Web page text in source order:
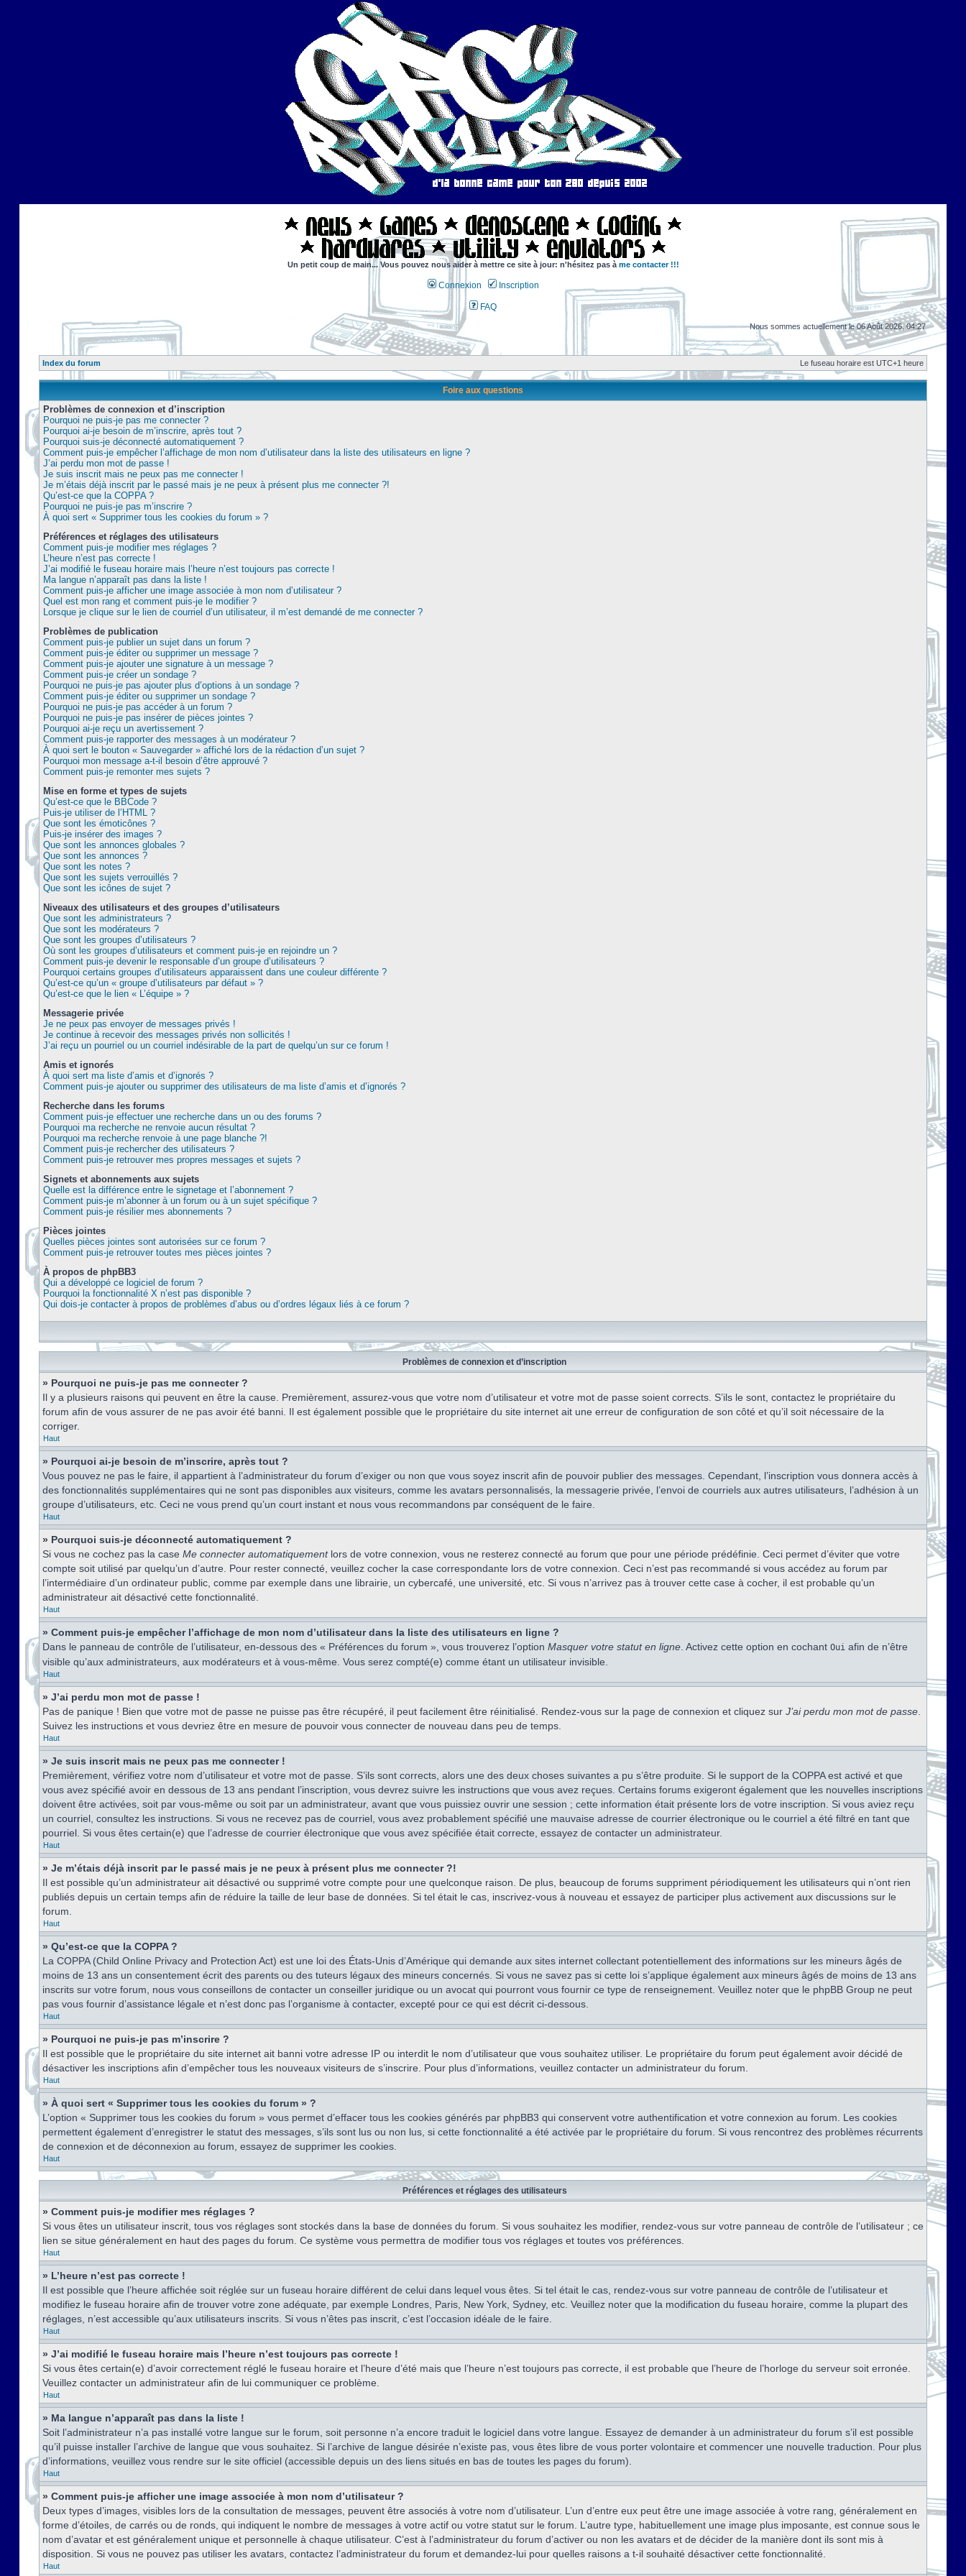
Un petit coup de main... Vous pouvez nous aider à mettre ce site à jour: n'hésitez pas à me contacter !!!
Connexion Inscription
FAQ
Nous sommes actuellement le 06 Août 2026, 04:27
Index du forum Le fuseau horaire est UTC+1 heure
Foire aux questions
Problèmes de connexion et d’inscription
Pourquoi ne puis-je pas me connecter ?
Pourquoi ai-je besoin de m’inscrire, après tout ?
Pourquoi suis-je déconnecté automatiquement ?
Comment puis-je empêcher l’affichage de mon nom d’utilisateur dans la liste des utilisateurs en ligne ?
J’ai perdu mon mot de passe !
Je suis inscrit mais ne peux pas me connecter !
Je m’étais déjà inscrit par le passé mais je ne peux à présent plus me connecter ?!
Qu’est-ce que la COPPA ?
Pourquoi ne puis-je pas m’inscrire ?
À quoi sert « Supprimer tous les cookies du forum » ?
Préférences et réglages des utilisateurs
Comment puis-je modifier mes réglages ?
L’heure n’est pas correcte !
J’ai modifié le fuseau horaire mais l’heure n’est toujours pas correcte !
Ma langue n’apparaît pas dans la liste !
Comment puis-je afficher une image associée à mon nom d’utilisateur ?
Quel est mon rang et comment puis-je le modifier ?
Lorsque je clique sur le lien de courriel d’un utilisateur, il m’est demandé de me connecter ?
Problèmes de publication
Comment puis-je publier un sujet dans un forum ?
Comment puis-je éditer ou supprimer un message ?
Comment puis-je ajouter une signature à un message ?
Comment puis-je créer un sondage ?
Pourquoi ne puis-je pas ajouter plus d’options à un sondage ?
Comment puis-je éditer ou supprimer un sondage ?
Pourquoi ne puis-je pas accéder à un forum ?
Pourquoi ne puis-je pas insérer de pièces jointes ?
Pourquoi ai-je reçu un avertissement ?
Comment puis-je rapporter des messages à un modérateur ?
À quoi sert le bouton « Sauvegarder » affiché lors de la rédaction d’un sujet ?
Pourquoi mon message a-t-il besoin d’être approuvé ?
Comment puis-je remonter mes sujets ?
Mise en forme et types de sujets
Qu’est-ce que le BBCode ?
Puis-je utiliser de l’HTML ?
Que sont les émoticônes ?
Puis-je insérer des images ?
Que sont les annonces globales ?
Que sont les annonces ?
Que sont les notes ?
Que sont les sujets verrouillés ?
Que sont les icônes de sujet ?
Niveaux des utilisateurs et des groupes d’utilisateurs
Que sont les administrateurs ?
Que sont les modérateurs ?
Que sont les groupes d’utilisateurs ?
Où sont les groupes d’utilisateurs et comment puis-je en rejoindre un ?
Comment puis-je devenir le responsable d’un groupe d’utilisateurs ?
Pourquoi certains groupes d’utilisateurs apparaissent dans une couleur différente ?
Qu’est-ce qu’un « groupe d’utilisateurs par défaut » ?
Qu’est-ce que le lien « L’équipe » ?
Messagerie privée
Je ne peux pas envoyer de messages privés !
Je continue à recevoir des messages privés non sollicités !
J’ai reçu un pourriel ou un courriel indésirable de la part de quelqu’un sur ce forum !
Amis et ignorés
À quoi sert ma liste d’amis et d’ignorés ?
Comment puis-je ajouter ou supprimer des utilisateurs de ma liste d’amis et d’ignorés ?
Recherche dans les forums
Comment puis-je effectuer une recherche dans un ou des forums ?
Pourquoi ma recherche ne renvoie aucun résultat ?
Pourquoi ma recherche renvoie à une page blanche ?!
Comment puis-je rechercher des utilisateurs ?
Comment puis-je retrouver mes propres messages et sujets ?
Signets et abonnements aux sujets
Quelle est la différence entre le signetage et l’abonnement ?
Comment puis-je m’abonner à un forum ou à un sujet spécifique ?
Comment puis-je résilier mes abonnements ?
Pièces jointes
Quelles pièces jointes sont autorisées sur ce forum ?
Comment puis-je retrouver toutes mes pièces jointes ?
À propos de phpBB3
Qui a développé ce logiciel de forum ?
Pourquoi la fonctionnalité X n’est pas disponible ?
Qui dois-je contacter à propos de problèmes d’abus ou d’ordres légaux liés à ce forum ?
Problèmes de connexion et d’inscription
» Pourquoi ne puis-je pas me connecter ?
Il y a plusieurs raisons qui peuvent en être la cause. Premièrement, assurez-vous que votre nom d’utilisateur et votre mot de passe soient corrects. S’ils le sont, contactez le propriétaire du
forum afin de vous assurer de ne pas avoir été banni. Il est également possible que le propriétaire du site internet ait une erreur de configuration de son côté et qu’il soit nécessaire de la
corriger.
Haut
» Pourquoi ai-je besoin de m’inscrire, après tout ?
Vous pouvez ne pas le faire, il appartient à l’administrateur du forum d’exiger ou non que vous soyez inscrit afin de pouvoir publier des messages. Cependant, l’inscription vous donnera accès à
des fonctionnalités supplémentaires qui ne sont pas disponibles aux visiteurs, comme les avatars personnalisés, la messagerie privée, l’envoi de courriels aux autres utilisateurs, l’adhésion à un
groupe d’utilisateurs, etc. Ceci ne vous prend qu’un court instant et nous vous recommandons par conséquent de le faire.
Haut
» Pourquoi suis-je déconnecté automatiquement ?
Si vous ne cochez pas la case Me connecter automatiquementlors de votre connexion, vous ne resterez connecté au forum que pour une période prédéfinie. Ceci permet d’éviter que votre
compte soit utilisé par quelqu’un d’autre. Pour rester connecté, veuillez cocher la case correspondante lors de votre connexion. Ceci n’est pas recommandé si vous accédez au forum par
l’intermédiaire d’un ordinateur public, comme par exemple dans une librairie, un cybercafé, une université, etc. Si vous n’arrivez pas à trouver cette case à cocher, il est probable qu’un
administrateur ait désactivé cette fonctionnalité.
Haut
» Comment puis-je empêcher l’affichage de mon nom d’utilisateur dans la liste des utilisateurs en ligne ?
Dans le panneau de contrôle de l’utilisateur, en-dessous des « Préférences du forum », vous trouverez l’option Masquer votre statut en ligne . Activez cette option en cochant Oui afin de n’être
visible qu’aux administrateurs, aux modérateurs et à vous-même. Vous serez compté(e) comme étant un utilisateur invisible.
Haut
» J’ai perdu mon mot de passe !
Pas de panique ! Bien que votre mot de passe ne puisse pas être récupéré, il peut facilement être réinitialisé. Rendez-vous sur la page de connexion et cliquez sur J’ai perdu mon mot de passe
Suivez les instructions et vous devriez être en mesure de pouvoir vous connecter de nouveau dans peu de temps.
Haut
» Je suis inscrit mais ne peux pas me connecter !
Premièrement, vérifiez votre nom d’utilisateur et votre mot de passe. S’ils sont corrects, alors une des deux choses suivantes a pu s’être produite. Si le support de la COPPA est activé et que
vous avez spécifié avoir en dessous de 13 ans pendant l’inscription, vous devrez suivre les instructions que vous avez reçues. Certains forums exigeront également que les nouvelles inscriptions
doivent être activées, soit par vous-même ou soit par un administrateur, avant que vous puissiez ouvrir une session ; cette information était présente lors de votre inscription. Si vous aviez reçu
un courriel, consultez les instructions. Si vous ne recevez pas de courriel, vous avez probablement spécifié une mauvaise adresse de courrier électronique ou le courriel a été filtré en tant que
pourriel. Si vous êtes certain(e) que l’adresse de courrier électronique que vous avez spécifiée était correcte, essayez de contacter un administrateur.
Haut
» Je m’étais déjà inscrit par le passé mais je ne peux à présent plus me connecter ?!
Il est possible qu’un administrateur ait désactivé ou supprimé votre compte pour une quelconque raison. De plus, beaucoup de forums suppriment périodiquement les utilisateurs qui n’ont rien
publiés depuis un certain temps afin de réduire la taille de leur base de données. Si tel était le cas, inscrivez-vous à nouveau et essayez de participer plus activement aux discussions sur le
forum.
Haut
» Qu’est-ce que la COPPA ?
La COPPA (Child Online Privacy and Protection Act) est une loi des États-Unis d’Amérique qui demande aux sites internet collectant potentiellement des informations sur les mineurs âgés de
moins de 13 ans un consentement écrit des parents ou des tuteurs légaux des mineurs concernés. Si vous ne savez pas si cette loi s’applique également aux mineurs âgés de moins de 13 ans
inscrits sur votre forum, nous vous conseillons de contacter un conseiller juridique ou un avocat qui pourront vous fournir ce type de renseignement. Veuillez noter que le phpBB Group ne peut
pas vous fournir d’assistance légale et n’est donc pas l’organisme à contacter, excepté pour ce qui est décrit ci-dessous.
Haut
» Pourquoi ne puis-je pas m’inscrire ?
Il est possible que le propriétaire du site internet ait banni votre adresse IP ou interdit le nom d’utilisateur que vous souhaitez utiliser. Le propriétaire du forum peut également avoir décidé de
désactiver les inscriptions afin d’empêcher tous les nouveaux visiteurs de s’inscrire. Pour plus d’informations, veuillez contacter un administrateur du forum.
Haut
» À quoi sert « Supprimer tous les cookies du forum » ?
L’option « Supprimer tous les cookies du forum » vous permet d’effacer tous les cookies générés par phpBB3 qui conservent votre authentification et votre connexion au forum. Les cookies
permettent également d’enregistrer le statut des messages, s’ils sont lus ou non lus, si cette fonctionnalité a été activée par le propriétaire du forum. Si vous rencontrez des problèmes récurrents
de connexion et de déconnexion au forum, essayez de supprimer les cookies.
Haut
Préférences et réglages des utilisateurs
» Comment puis-je modifier mes réglages ?
Si vous êtes un utilisateur inscrit, tous vos réglages sont stockés dans la base de données du forum. Si vous souhaitez les modifier, rendez-vous sur votre panneau de contrôle de l’utilisateur ; ce
lien se situe généralement en haut des pages du forum. Ce système vous permettra de modifier tous vos réglages et toutes vos préférences.
Haut
» L’heure n’est pas correcte !
Il est possible que l’heure affichée soit réglée sur un fuseau horaire différent de celui dans lequel vous êtes. Si tel était le cas, rendez-vous sur votre panneau de contrôle de l’utilisateur et
modifiez le fuseau horaire afin de trouver votre zone adéquate, par exemple Londres, Paris, New York, Sydney, etc. Veuillez noter que la modification du fuseau horaire, comme la plupart des
réglages, n’est accessible qu’aux utilisateurs inscrits. Si vous n’êtes pas inscrit, c’est l’occasion idéale de le faire.
Haut
» J’ai modifié le fuseau horaire mais l’heure n’est toujours pas correcte !
Si vous êtes certain(e) d’avoir correctement réglé le fuseau horaire et l’heure d’été mais que l’heure n’est toujours pas correcte, il est probable que l’heure de l’horloge du serveur soit erronée.
Veuillez contacter un administrateur afin de lui communiquer ce problème.
Haut
» Ma langue n’apparaît pas dans la liste !
Soit l’administrateur n’a pas installé votre langue sur le forum, soit personne n’a encore traduit le logiciel dans votre langue. Essayez de demander à un administrateur du forum s’il est possible
qu’il puisse installer l’archive de langue que vous souhaitez. Si l’archive de langue désirée n’existe pas, vous êtes libre de vous porter volontaire et commencer une nouvelle traduction. Pour plus
d’informations, veuillez vous rendre sur le site officiel (accessible depuis un des liens situés en bas de toutes les pages du forum).
Haut
» Comment puis-je afficher une image associée à mon nom d’utilisateur ?
Deux types d’images, visibles lors de la consultation de messages, peuvent être associés à votre nom d’utilisateur. L’un d’entre eux peut être une image associée à votre rang, généralement en
forme d’étoiles, de carrés ou de ronds, qui indiquent le nombre de messages à votre actif ou votre statut sur le forum. L’autre type, habituellement une image plus imposante, est connue sous le
nom d’avatar et est généralement unique et personnelle à chaque utilisateur. C’est à l’administrateur du forum d’activer ou non les avatars et de décider de la manière dont ils sont mis à
disposition. Si vous ne pouvez pas utiliser les avatars, contactez l’administrateur du forum et demandez-lui pour quelles raisons a t-il souhaité désactiver cette fonctionnalité.
Haut